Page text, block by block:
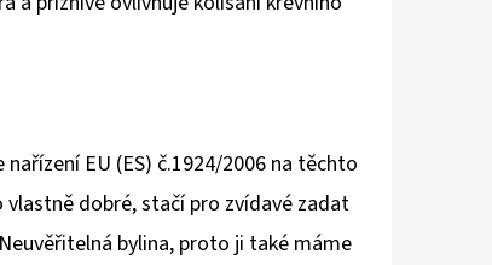
EU (ES) č.1924/2006 na těchto
dobré, stačí pro zvídavé zadat
bylina, proto ji také máme